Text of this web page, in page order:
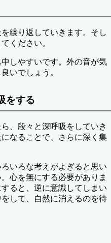
繰り返していきます。そし
ください。
しやすいです。外の音が気
いでしょう。
をする
、段々と深呼吸をしていき
なることで、さらに深く集
いろな考えがよぎると思い
心を無にする必要がありま
ると、逆に意識してしまい
して、自然に消えるのを待